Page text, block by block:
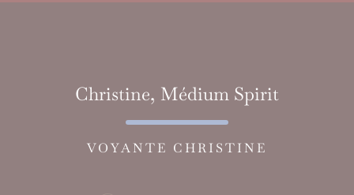
Christine, Médium Spirit
VOYANTE CHRISTINE